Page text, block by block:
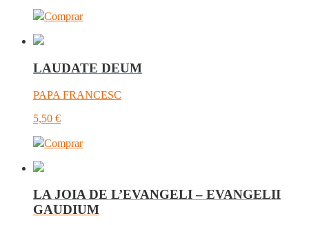
Comprar
LAUDATE DEUM
PAPA FRANCESC
5,50 €
Comprar
LA JOIA DE L’EVANGELI – EVANGELII
GAUDIUM